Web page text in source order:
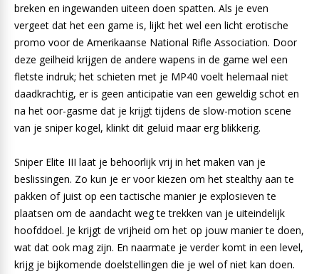
breken en ingewanden uiteen doen spatten. Als je even
vergeet dat het een game is, lijkt het wel een licht erotische
promo voor de Amerikaanse National Rifle Association. Door
deze geilheid krijgen de andere wapens in de game wel een
fletste indruk; het schieten met je MP40 voelt helemaal niet
daadkrachtig, er is geen anticipatie van een geweldig schot en
na het oor-gasme dat je krijgt tijdens de slow-motion scene
van je sniper kogel, klinkt dit geluid maar erg blikkerig.
Sniper Elite III laat je behoorlijk vrij in het maken van je
beslissingen. Zo kun je er voor kiezen om het stealthy aan te
pakken of juist op een tactische manier je explosieven te
plaatsen om de aandacht weg te trekken van je uiteindelijk
hoofddoel. Je krijgt de vrijheid om het op jouw manier te doen,
wat dat ook mag zijn. En naarmate je verder komt in een level,
krijg je bijkomende doelstellingen die je wel of niet kan doen.